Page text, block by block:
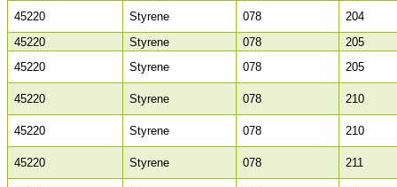
45220
Styrene 078
204
45220
Styrene 078
205
45220
Styrene 078 205
45220 Styrene 078 210
45220 Styrene 078 210
45220 Styrene 078 211